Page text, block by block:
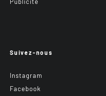
Suivez-nous
Instagram
Facebook